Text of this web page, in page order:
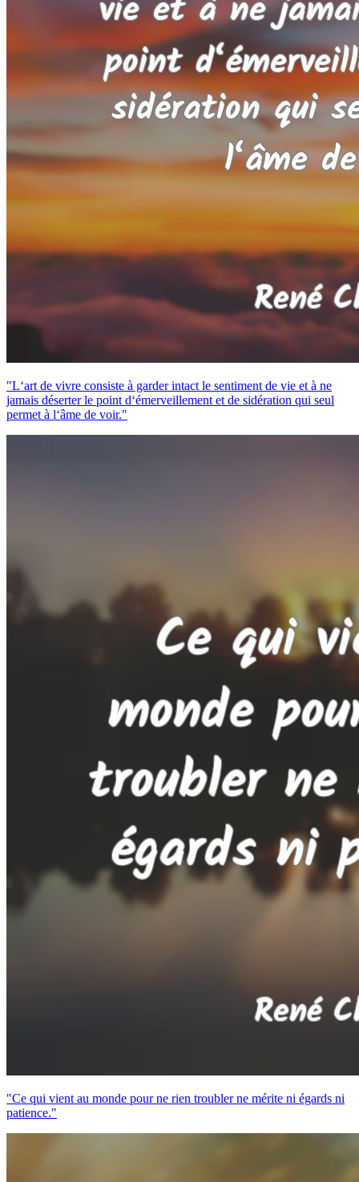
"L‘art de vivre consiste à garder intact le sentiment de vie et à ne
jamais déserter le point d‘émerveillement et de sidération qui seul
permet à l‘âme de voir."
"Ce qui vient au monde pour ne rien troubler ne mérite ni égards ni
patience."